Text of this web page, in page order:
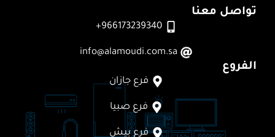
تواصل معنا
966173239340+
info@alamoudi.com.sa
الفروع
فرع جازان
فرع صبيا
فرع بيش